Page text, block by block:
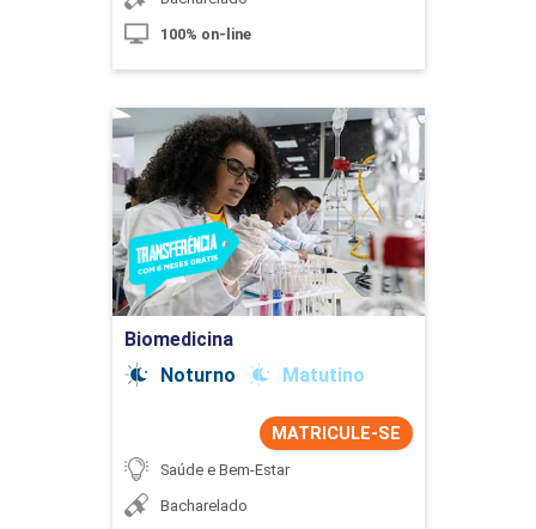
100% on-line
Biomedicina
Noturno
Matutino
MATRICULE-SE
Saúde e Bem-Estar
Bacharelado
Biomedicina
Detalhes do curso
Ir para Inscrição